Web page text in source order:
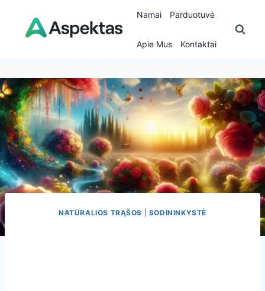
content
Namai Parduotuvė
Apie Mus Kontaktai
NATŪRALIOS TRĄŠOS SODININKYSTĖ